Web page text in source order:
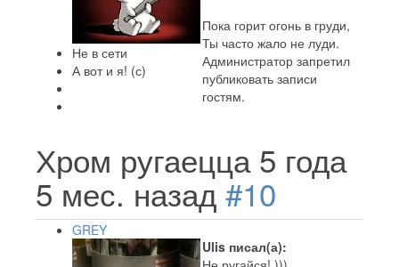
Не в сети
А вот и я! (с)
Пока горит огонь в груди,
Ты часто жало не луди.
Администратор запретил
публиковать записи
гостям.
Хром ругаецца 5 года
5 мес. назад #10
GREY
Ulis писал(а):